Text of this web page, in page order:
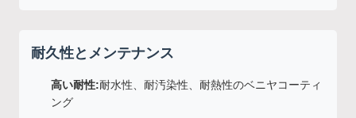
耐久性とメンテナンス
高い耐性:耐水性、耐汚染性、耐熱性のベニヤコーティ
ング